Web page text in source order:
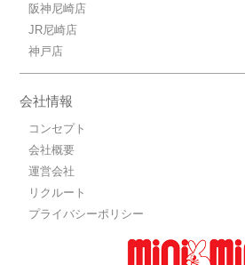
阪神尼崎店
JR尼崎店
神戸店
会社情報
コンセプト
会社概要
運営会社
リクルート
プライバシーポリシー